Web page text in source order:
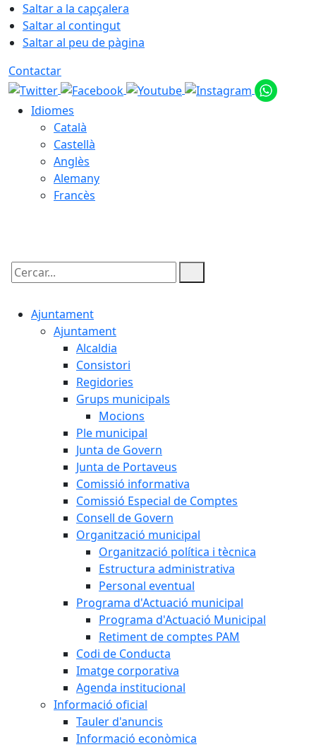
Saltar a la capçalera
Saltar al contingut
Saltar al peu de pàgina
Contactar
Idiomes
Català
Castellà
Anglès
Alemany
Francès
Cercar:
Ajuntament
Ajuntament
Alcaldia
Consistori
Regidories
Grups municipals
Mocions
Ple municipal
Junta de Govern
Junta de Portaveus
Comissió informativa
Comissió Especial de Comptes
Consell de Govern
Organització municipal
Organització política i tècnica
Estructura administrativa
Personal eventual
Programa d'Actuació municipal
Programa d'Actuació Municipal
Retiment de comptes PAM
Codi de Conducta
Imatge corporativa
Agenda institucional
Informació oficial
Tauler d'anuncis
Informació econòmica